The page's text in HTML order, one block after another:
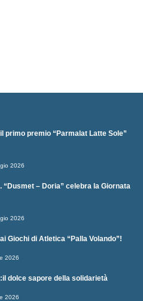
primo premio “Parmalat Latte Sole”
2026
“Dusmet – Doria” celebra la Giornata
2026
Giochi di Atletica “Palla Volando”!
2026
dolce sapore della solidarietà
2026